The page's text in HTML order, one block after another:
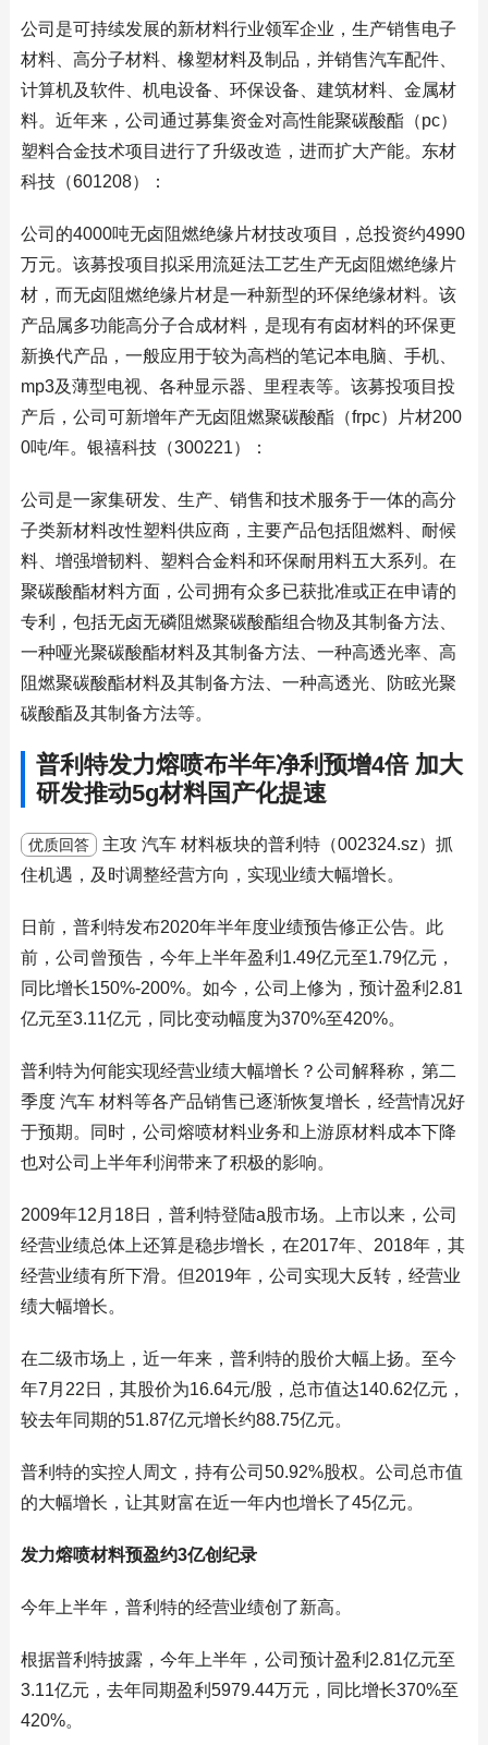
公司是可持续发展的新材料行业领军企业，生产销售电子
材料、高分子材料、橡塑材料及制品，并销售汽车配件、
计算机及软件、机电设备、环保设备、建筑材料、金属材
料。近年来，公司通过募集资金对高性能聚碳酸酯（pc）
塑料合金技术项目进行了升级改造，进而扩大产能。东材
科技（601208）：
公司的4000吨无卤阻燃绝缘片材技改项目，总投资约4990
万元。该募投项目拟采用流延法工艺生产无卤阻燃绝缘片
材，而无卤阻燃绝缘片材是一种新型的环保绝缘材料。该
产品属多功能高分子合成材料，是现有有卤材料的环保更
新换代产品，一般应用于较为高档的笔记本电脑、手机、
mp3及薄型电视、各种显示器、里程表等。该募投项目投
产后，公司可新增年产无卤阻燃聚碳酸酯（frpc）片材200
0吨/年。银禧科技（300221）：
公司是一家集研发、生产、销售和技术服务于一体的高分
子类新材料改性塑料供应商，主要产品包括阻燃料、耐候
料、增强增韧料、塑料合金料和环保耐用料五大系列。在
聚碳酸酯材料方面，公司拥有众多已获批准或正在申请的
专利，包括无卤无磷阻燃聚碳酸酯组合物及其制备方法、
一种哑光聚碳酸酯材料及其制备方法、一种高透光率、高
阻燃聚碳酸酯材料及其制备方法、一种高透光、防眩光聚
碳酸酯及其制备方法等。
普利特发力熔喷布半年净利预增4倍 加大
研发推动5g材料国产化提速
优质回答
主攻 汽车 材料板块的普利特（002324.sz）抓
住机遇，及时调整经营方向，实现业绩大幅增长。
日前，普利特发布2020年半年度业绩预告修正公告。此
前，公司曾预告，今年上半年盈利1.49亿元至1.79亿元，
同比增长150%-200%。如今，公司上修为，预计盈利2.81
亿元至3.11亿元，同比变动幅度为370%至420%。
普利特为何能实现经营业绩大幅增长？公司解释称，第二
季度 汽车 材料等各产品销售已逐渐恢复增长，经营情况好
于预期。同时，公司熔喷材料业务和上游原材料成本下降
也对公司上半年利润带来了积极的影响。
2009年12月18日，普利特登陆a股市场。上市以来，公司
经营业绩总体上还算是稳步增长，在2017年、2018年，其
经营业绩有所下滑。但2019年，公司实现大反转，经营业
绩大幅增长。
在二级市场上，近一年来，普利特的股价大幅上扬。至今
年7月22日，其股价为16.64元/股，总市值达140.62亿元，
较去年同期的51.87亿元增长约88.75亿元。
普利特的实控人周文，持有公司50.92%股权。公司总市值
的大幅增长，让其财富在近一年内也增长了45亿元。
发力熔喷材料预盈约3亿创纪录
今年上半年，普利特的经营业绩创了新高。
根据普利特披露，今年上半年，公司预计盈利2.81亿元至
3.11亿元，去年同期盈利5979.44万元，同比增长370%至
420%。